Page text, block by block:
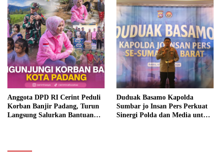
Anggota DPD RI Cerint Peduli
Korban Banjir Padang, Turun
Langsung Salurkan Bantuan
Duduak Basamo Kapolda
Sumbar jo Insan Pers Perkuat
Sinergi Polda dan Media untuk